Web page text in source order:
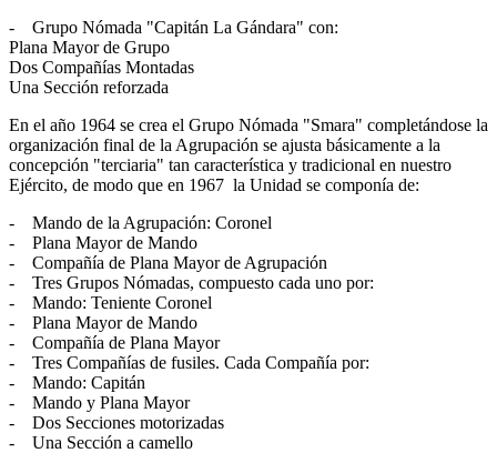
- Grupo Nómada "Capitán La Gándara" con:
Plana Mayor de Grupo
Dos Compañías Montadas
Una Sección reforzada
En el año 1964 se crea el Grupo Nómada "Smara" completándose la
organización final de la Agrupación se ajusta básicamente a la
concepción "terciaria" tan característica y tradicional en nuestro
Ejército, de modo que en 1967 la Unidad se componía de:
- Mando de la Agrupación: Coronel
- Plana Mayor de Mando
- Compañía de Plana Mayor de Agrupación
- Tres Grupos Nómadas, compuesto cada uno por:
- Mando: Teniente Coronel
- Plana Mayor de Mando
- Compañía de Plana Mayor
- Tres Compañías de fusiles. Cada Compañía por:
- Mando: Capitán
- Mando y Plana Mayor
- Dos Secciones motorizadas
- Una Sección a camello